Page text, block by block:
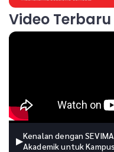
Video Terbaru
▶Kenalan dengan
Akademik untuk